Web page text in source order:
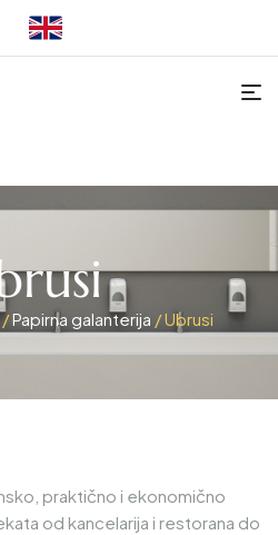
Papirna galanterija / Ubrusi
praktično i ekonomično
od kancelarija i restorana do